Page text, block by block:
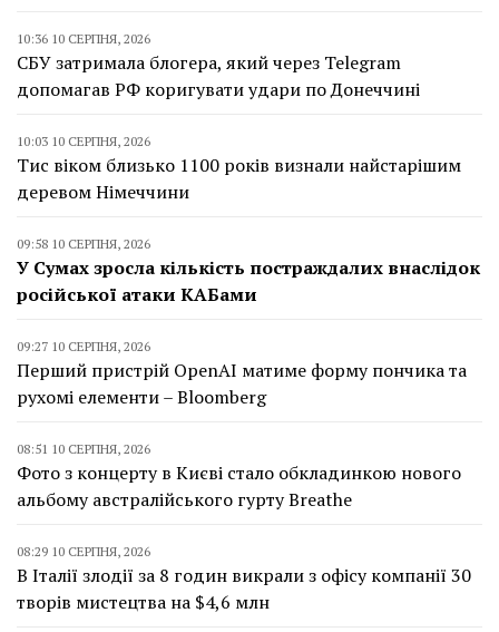
10:36 10 СЕРПНЯ, 2026
СБУ затримала блогера, який через Telegram
допомагав РФ коригувати удари по Донеччині
10:03 10 СЕРПНЯ, 2026
Тис віком близько 1100 років визнали найстарішим
деревом Німеччини
09:58 10 СЕРПНЯ, 2026
У Сумах зросла кількість постраждалих внаслідок
російської атаки КАБами
09:27 10 СЕРПНЯ, 2026
Перший пристрій OpenAI матиме форму пончика та
рухомі елементи – Bloomberg
08:51 10 СЕРПНЯ, 2026
Фото з концерту в Києві стало обкладинкою нового
альбому австралійського гурту Breathe
08:29 10 СЕРПНЯ, 2026
В Італії злодії за 8 годин викрали з офісу компанії 30
творів мистецтва на $4,6 млн